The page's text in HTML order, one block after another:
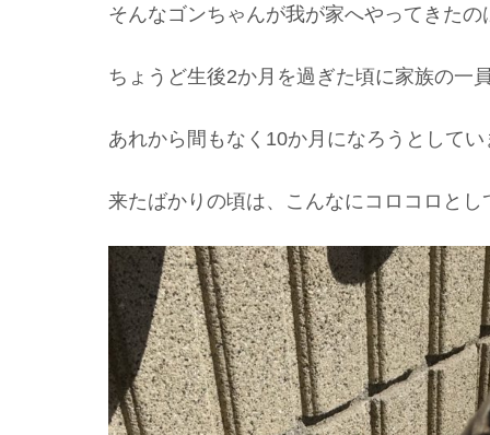
そんなゴンちゃんが我が家へやってきた
ちょうど生後2か月を過ぎた頃に家族の一
あれから間もなく10か月になろうとしてい
来たばかりの頃は、こんなにコロコロと